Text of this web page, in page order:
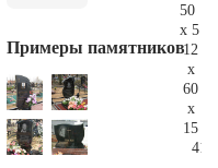
Примеры памятников
50
x 5
12
x
60
x
15